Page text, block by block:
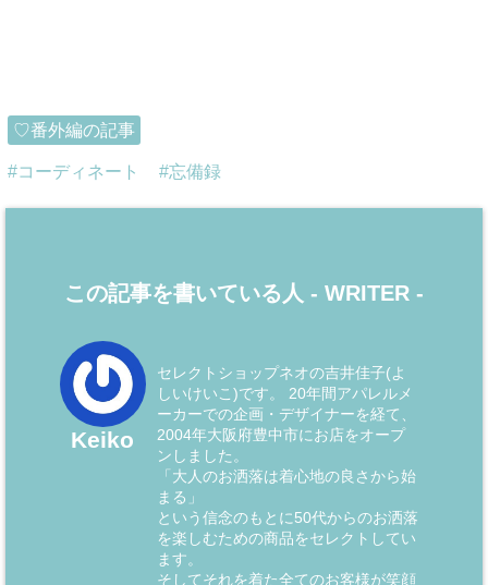
♡番外編の記事
コーディネート 忘備録
この記事を書いている人 - WRITER -
Keiko
セレクトショップネオの吉井佳子(よ
しいけいこ)です。 20年間アパレルメ
ーカーでの企画・デザイナーを経て、
2004年大阪府豊中市にお店をオープ
ンしました。
「大人のお洒落は着心地の良さから始
まる」
という信念のもとに50代からのお洒落
を楽しむための商品をセレクトしてい
ます。
そしてそれを着た全てのお客様が笑顔